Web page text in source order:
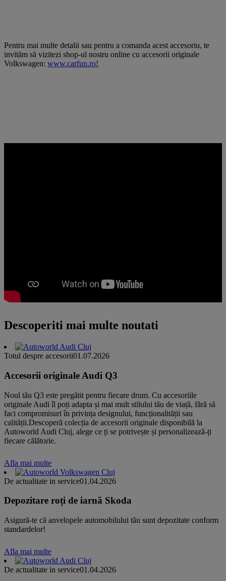
Pentru mai multe detalii sau pentru a comanda acest accesoriu, te
invităm să vizitezi shop-ul nostru online cu accesorii originale
Volkswagen: www.carfun.ro!
Descoperiti mai multe noutati
Totul despre accesorii01.07.2026
Accesorii originale Audi Q3
Noul tău Q3 este pregătit pentru fiecare drum. Cu accesoriile
originale Audi îl poți adapta și mai mult stilului tău de viață, fără să
faci compromisuri în privința designului, funcționalității sau
calității.Descoperă colecția de accesorii originale disponibilă la
Autoworld Audi Cluj, alege ce ți se potrivește și personalizează-ți
fiecare călătorie.
Afla mai multe
De actualitate in service01.04.2026
Depozitare roți de iarnă Skoda
Asigură-te că anvelopele automobilului tău sunt depozitate conform
standardelor!
Afla mai multe
De actualitate in service01.04.2026